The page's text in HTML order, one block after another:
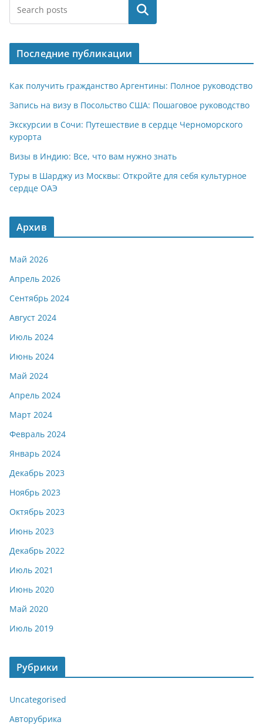
Поиск
Последние публикации
Как получить гражданство Аргентины: Полное руководство
Запись на визу в Посольство США: Пошаговое руководство
Экскурсии в Сочи: Путешествие в сердце Черноморского
курорта
Визы в Индию: Все, что вам нужно знать
Туры в Шарджу из Москвы: Откройте для себя культурное
сердце ОАЭ
Архив
Май 2026
Апрель 2026
Сентябрь 2024
Август 2024
Июль 2024
Июнь 2024
Май 2024
Апрель 2024
Март 2024
Февраль 2024
Январь 2024
Декабрь 2023
Ноябрь 2023
Октябрь 2023
Июнь 2023
Декабрь 2022
Июль 2021
Июнь 2020
Май 2020
Июль 2019
Рубрики
Uncategorised
Авторубрика